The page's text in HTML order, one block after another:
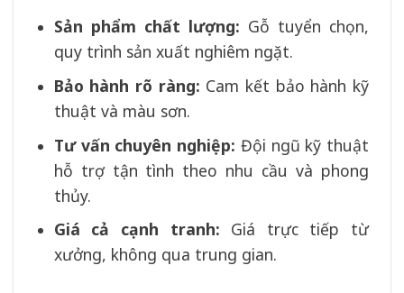
Sản phẩm chất lượng: Gỗ tuyển chọn,
quy trình sản xuất nghiêm ngặt.
Bảo hành rõ ràng: Cam kết bảo hành kỹ
thuật và màu sơn.
Tư vấn chuyên nghiệp: Đội ngũ kỹ thuật
hỗ trợ tận tình theo nhu cầu và phong
thủy.
Giá cả cạnh tranh: Giá trực tiếp từ
xưởng, không qua trung gian.